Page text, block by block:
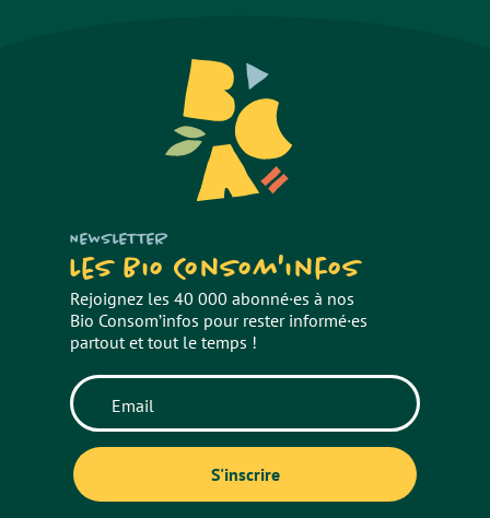
NEWSLETTER
Les Bio Consom'infos
Rejoignez les 40 000 abonné·es à nos
Bio Consom’infos pour rester informé·es
partout et tout le temps !